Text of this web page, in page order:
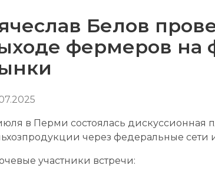
Белов
фермеров на
в Перми состоялась дискуссионная
через федеральные сети
участники встречи: